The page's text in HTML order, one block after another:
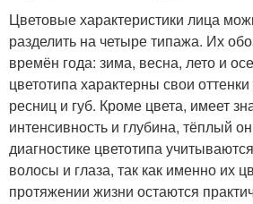
Цветовые характеристики лица
разделить на четыре типажа. Их
времён года: зима, весна, лето и
цветотипа характерны свои
ресниц и губ. Кроме цвета, имеет
интенсивность и глубина, тёплый
диагностике цветотипа
волосы и глаза, так как именно их
протяжении жизни остаются